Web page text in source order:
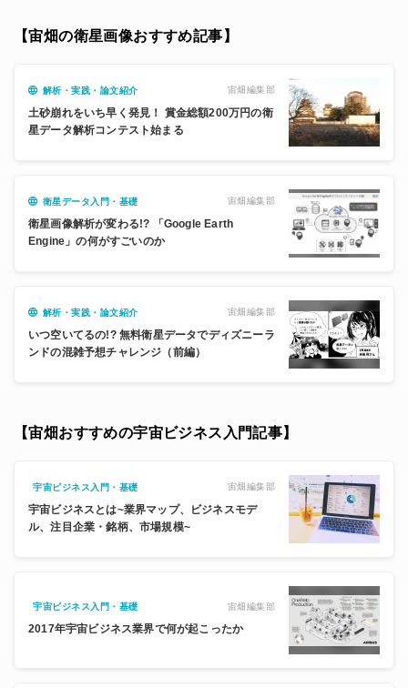
【宙畑の衛星画像おすすめ記事】
解析・実践・論文紹介 宙畑編集部
土砂崩れをいち早く発見！ 賞金総額200万円の衛
星データ解析コンテスト始まる
衛星データ入門・基礎 宙畑編集部
衛星画像解析が変わる!? 「Google Earth
Engine」の何がすごいのか
解析・実践・論文紹介 宙畑編集部
いつ空いてるの!? 無料衛星データでディズニーラ
ンドの混雑予想チャレンジ（前編）
【宙畑おすすめの宇宙ビジネス入門記事】
宇宙ビジネス入門・基礎 宙畑編集部
宇宙ビジネスとは~業界マップ、ビジネスモデ
ル、注目企業・銘柄、市場規模~
宇宙ビジネス入門・基礎 宙畑編集部
2017年宇宙ビジネス業界で何が起こったか